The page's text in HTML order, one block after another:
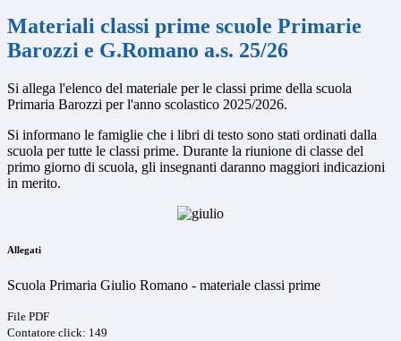
Materiali classi prime scuole Primarie
Barozzi e G.Romano a.s. 25/26
Si allega l'elenco del materiale per le classi prime della scuola
Primaria Barozzi per l'anno scolastico 2025/2026.
Si informano le famiglie che i libri di testo sono stati ordinati dalla
scuola per tutte le classi prime. Durante la riunione di classe del
primo giorno di scuola, gli insegnanti daranno maggiori indicazioni
in merito.
Allegati
Scuola Primaria Giulio Romano - materiale classi prime
File PDF
Contatore click: 149